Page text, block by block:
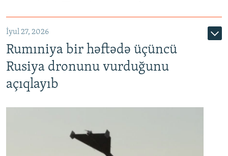
İyul 27, 2026
Rumıniya bir həftədə üçüncü
Rusiya dronunu vurduğunu
açıqlayıb